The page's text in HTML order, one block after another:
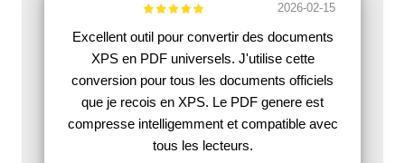
2026-02-15
Excellent outil pour convertir des documents
XPS en PDF universels. J'utilise cette
conversion pour tous les documents officiels
que je recois en XPS. Le PDF genere est
compresse intelligemment et compatible avec
tous les lecteurs.